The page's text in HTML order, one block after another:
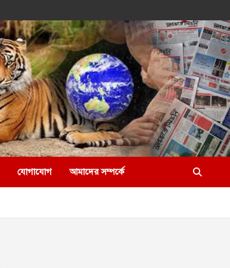
যোগাযোগ আমাদের সম্পর্কে